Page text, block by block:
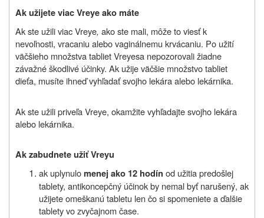
Ak užijete viac Vreye ako máte
Ak ste užili viacVreye, ako ste mali, môže to viesť k
nevoľnosti, vracaniu alebo vaginálnemu krvácaniu. Po užití
väčšieho množstva tablietVreyesa nepozorovali žiadne
závažné škodlivé účinky. Ak užije väčšie množstvo tabliet
dieťa, musíte ihneď vyhľadať svojho lekára alebo lekárnika.
Ak ste užili priveľaVreye, okamžite vyhľadajte svojho lekára
alebo lekárnika.
Ak zabudnete užiť Vreyu
ak uplynulomenej ako 12 hodín od užitia predošlej
tablety, antikoncepčný účinok by nemal byť narušený, ak
užijete omeškanú tabletu len čo si spomeniete a ďalšie
tablety vo zvyčajnom čase.